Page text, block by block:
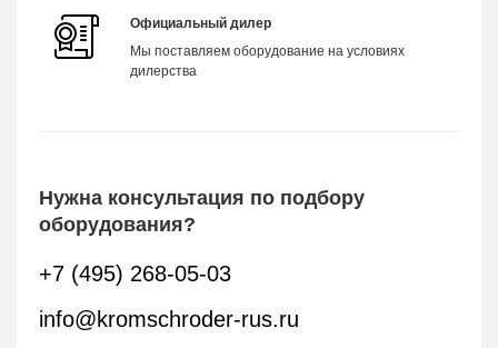
Официальный дилер
Мы поставляем оборудование на условиях
дилерства
Нужна консультация по подбору
оборудования?
+7 (495) 268-05-03
info@kromschroder-rus.ru